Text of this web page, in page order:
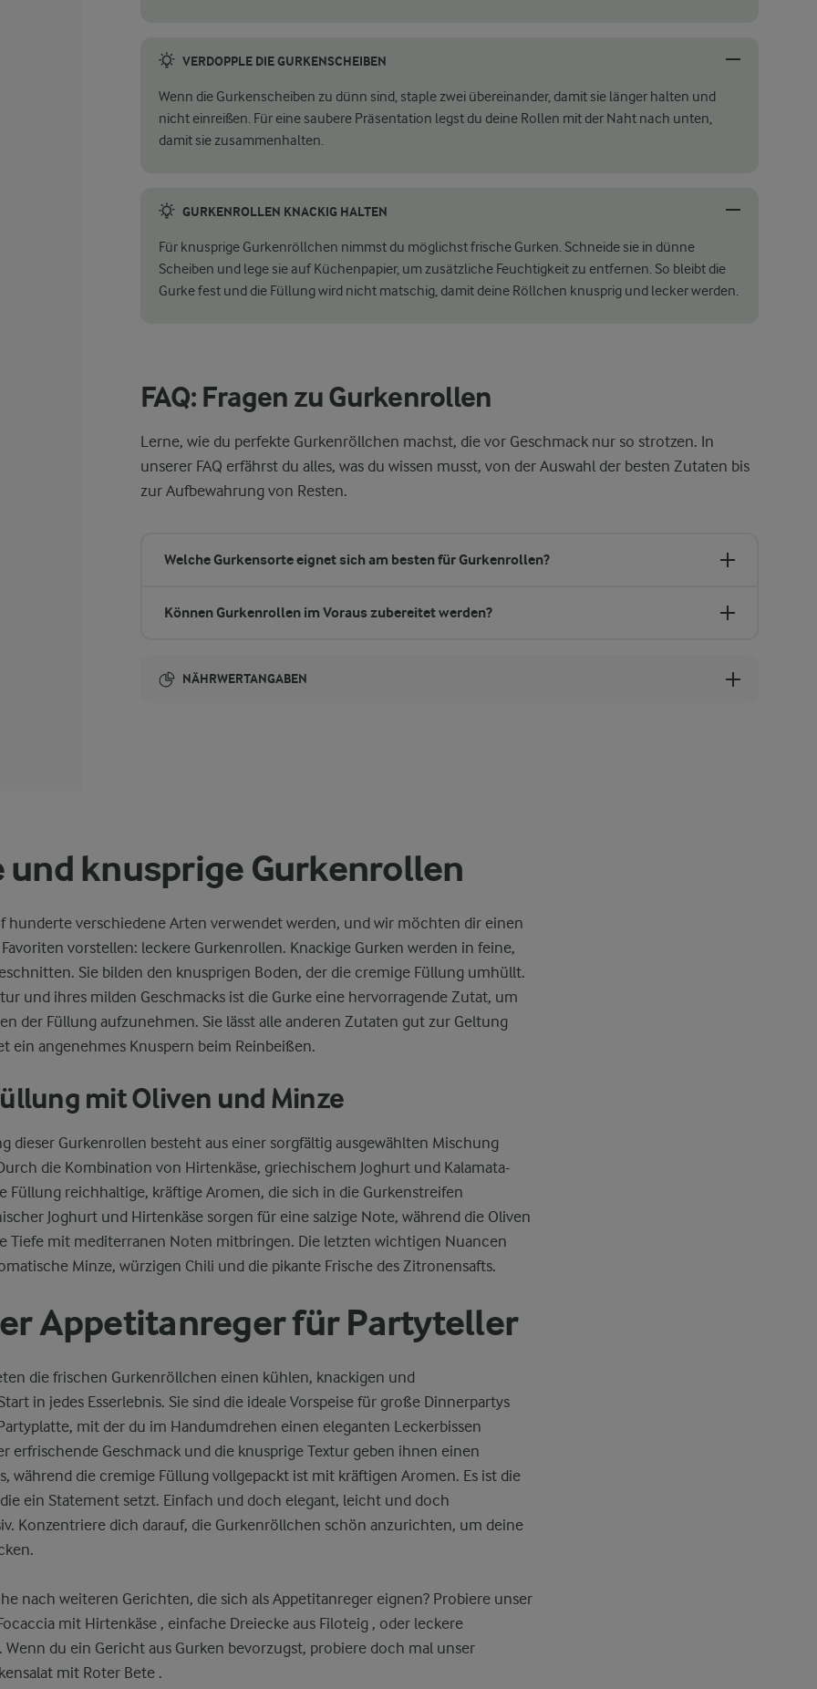
VERDOPPLE DIE GURKENSCHEIBEN
Wenn die Gurkenscheiben zu dünn sind, staple zwei übereinander, damit sie länger halten und
nicht einreißen. Für eine saubere Präsentation legst du deine Rollen mit der Naht nach unten,
damit sie zusammenhalten.
GURKENROLLEN KNACKIG HALTEN
Für knusprige Gurkenröllchen nimmst du möglichst frische Gurken. Schneide sie in dünne
Scheiben und lege sie auf Küchenpapier, um zusätzliche Feuchtigkeit zu entfernen. So bleibt die
Gurke fest und die Füllung wird nicht matschig, damit deine Röllchen knusprig und lecker werden.
FAQ: Fragen zu Gurkenrollen
Lerne, wie du perfekte Gurkenröllchen machst, die vor Geschmack nur so strotzen. In
unserer FAQ erfährst du alles, was du wissen musst, von der Auswahl der besten Zutaten bis
zur Aufbewahrung von Resten.
Welche Gurkensorte eignet sich am besten für Gurkenrollen?
Können Gurkenrollen im Voraus zubereitet werden?
NÄHRWERTANGABEN
Eiweiß
4,9 g
Fett
2,8 g
Kohlenhydrate
und knusprige Gurkenrollen
hunderte verschiedene Arten verwendet werden, und wir möchten dir einen
vorstellen: leckere Gurkenrollen. Knackige Gurken werden in feine,
Sie bilden den knusprigen Boden, der die cremige Füllung umhüllt.
und ihres milden Geschmacks ist die Gurke eine hervorragende Zutat, um
der Füllung aufzunehmen. Sie lässt alle anderen Zutaten gut zur Geltung
ein angenehmes Knuspern beim Reinbeißen.
mit Oliven und Minze
dieser Gurkenrollen besteht aus einer sorgfältig ausgewählten Mischung
die Kombination von Hirtenkäse, griechischem Joghurt und Kalamata-
Füllung reichhaltige, kräftige Aromen, die sich in die Gurkenstreifen
Joghurt und Hirtenkäse sorgen für eine salzige Note, während die Oliven
Tiefe mit mediterranen Noten mitbringen. Die letzten wichtigen Nuancen
Minze, würzigen Chili und die pikante Frische des Zitronensafts.
Appetitanreger für Partyteller
die frischen Gurkenröllchen einen kühlen, knackigen und
in jedes Esserlebnis. Sie sind die ideale Vorspeise für große Dinnerpartys
mit der du im Handumdrehen einen eleganten Leckerbissen
erfrischende Geschmack und die knusprige Textur geben ihnen einen
während die cremige Füllung vollgepackt ist mit kräftigen Aromen. Es ist die
ein Statement setzt. Einfach und doch elegant, leicht und doch
Konzentriere dich darauf, die Gurkenröllchen schön anzurichten, um deine
nach weiteren Gerichten, die sich als Appetitanreger eignen? Probiere unser
mit Hirtenkäse , einfache Dreiecke aus Filoteig , oder leckere
Wenn du ein Gericht aus Gurken bevorzugst, probiere doch mal unser
mit Roter Bete .